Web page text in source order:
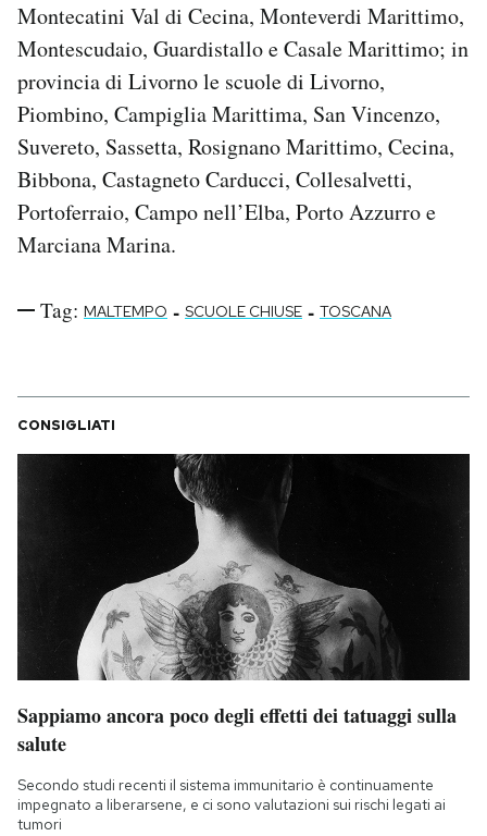
Montecatini Val di Cecina, Monteverdi Marittimo,
Montescudaio, Guardistallo e Casale Marittimo; in
provincia di Livorno le scuole di Livorno,
Piombino, Campiglia Marittima, San Vincenzo,
Suvereto, Sassetta, Rosignano Marittimo, Cecina,
Bibbona, Castagneto Carducci, Collesalvetti,
Portoferraio, Campo nell’Elba, Porto Azzurro e
Marciana Marina.
Tag: MALTEMPO - SCUOLE CHIUSE - TOSCANA
CONSIGLIATI
Sappiamo ancora poco degli effetti dei tatuaggi sulla
salute
Secondo studi recenti il sistema immunitario è continuamente
impegnato a liberarsene, e ci sono valutazioni sui rischi legati ai
tumori